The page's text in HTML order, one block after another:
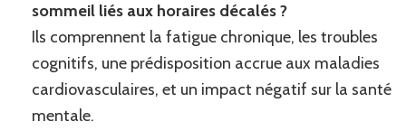
sommeil liés aux horaires décalés ?
Ils comprennent la fatigue chronique, les troubles
cognitifs, une prédisposition accrue aux maladies
cardiovasculaires, et un impact négatif sur la santé
mentale.